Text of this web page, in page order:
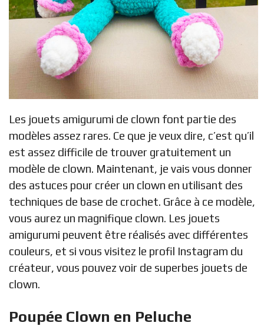
Les jouets amigurumi de clown font partie des
modèles assez rares. Ce que je veux dire, c’est qu’il
est assez difficile de trouver gratuitement un
modèle de clown. Maintenant, je vais vous donner
des astuces pour créer un clown en utilisant des
techniques de base de crochet. Grâce à ce modèle,
vous aurez un magnifique clown. Les jouets
amigurumi peuvent être réalisés avec différentes
couleurs, et si vous visitez le profil Instagram du
créateur, vous pouvez voir de superbes jouets de
clown.
Poupée Clown en Peluche